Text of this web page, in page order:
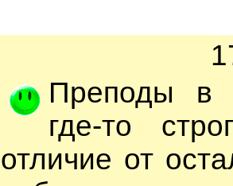
Преподы в
где-то
отличие от